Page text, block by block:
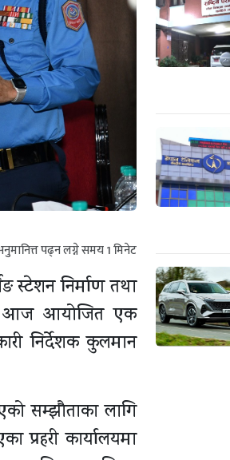
पढ्न लग्ने समय1मिनेट
स्टेशन निर्माण तथा
आज आयोजित एक
निर्देशक कुलमान
सम्झौताका लागि
प्रहरी कार्यालयमा